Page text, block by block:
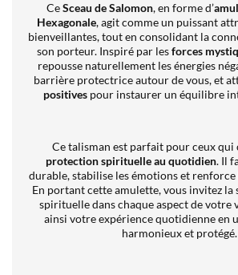
CeSceau de Salomon, en forme d’
Hexagonale, agit comme un puissant
bienveillantes, tout en consolidant la
son porteur. Inspiré par lesforces
repousse naturellement les énergies
barrière protectrice autour de vous, et
positivespour instaurer un équilibre
Ce talisman est parfait pour ceux qui
protection spirituelle au quotidien. Il
durable, stabilise les émotions et renforce
En portant cette amulette, vous invitez la
spirituelle dans chaque aspect de votre
ainsi votre expérience quotidienne en
harmonieux et protégé.